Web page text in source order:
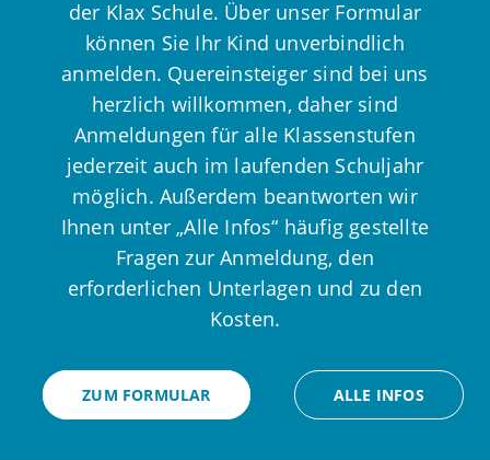
der Klax Schule. Über unser Formular
können Sie Ihr Kind unverbindlich
anmelden. Quereinsteiger sind bei uns
herzlich willkommen, daher sind
Anmeldungen für alle Klassenstufen
jederzeit auch im laufenden Schuljahr
möglich. Außerdem beantworten wir
Ihnen unter „Alle Infos“ häufig gestellte
Fragen zur Anmeldung, den
erforderlichen Unterlagen und zu den
Kosten.
ZUM FORMULAR ALLE INFOS